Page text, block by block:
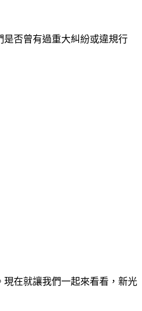
否曾有過重大糾紛或違規行
在就讓我們一起來看看，新光